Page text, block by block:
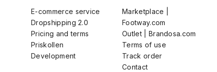
E-commerce service
Dropshipping 2.0
Pricing and terms
Priskollen
Development
Marketplace |
Footway.com
Outlet | Brandosa.com
Terms of use
Track order
Contact